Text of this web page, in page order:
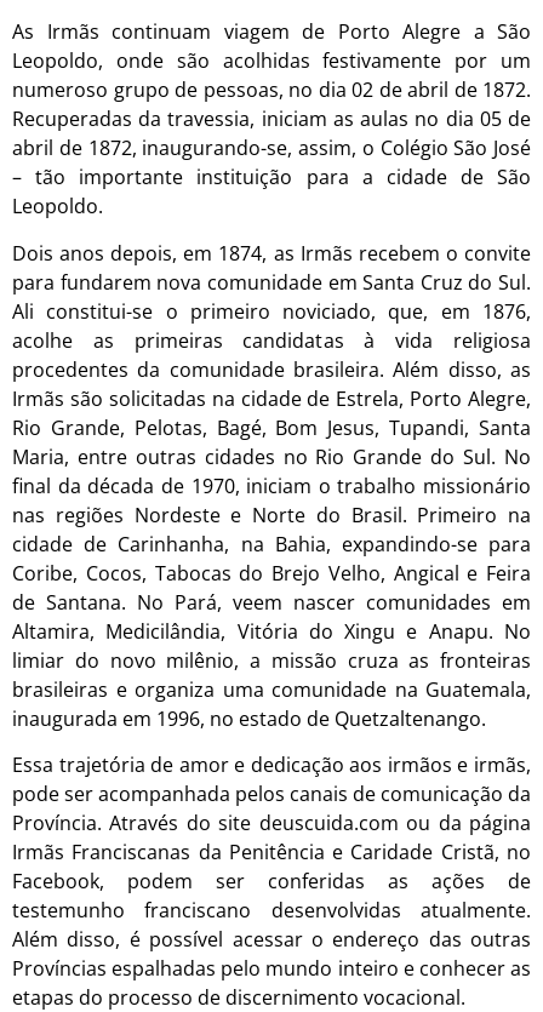
As Irmãs continuam viagem de Porto Alegre a São
Leopoldo, onde são acolhidas festivamente por um
numeroso grupo de pessoas, no dia 02 de abril de 1872.
Recuperadas da travessia, iniciam as aulas no dia 05 de
abril de 1872, inaugurando-se, assim, o Colégio São José
– tão importante instituição para a cidade de São
Leopoldo.
Dois anos depois, em 1874, as Irmãs recebem o convite
para fundarem nova comunidade em Santa Cruz do Sul.
Ali constitui-se o primeiro noviciado, que, em 1876,
acolhe as primeiras candidatas à vida religiosa
procedentes da comunidade brasileira. Além disso, as
Irmãs são solicitadas na cidade de Estrela, Porto Alegre,
Rio Grande, Pelotas, Bagé, Bom Jesus, Tupandi, Santa
Maria, entre outras cidades no Rio Grande do Sul. No
final da década de 1970, iniciam o trabalho missionário
nas regiões Nordeste e Norte do Brasil. Primeiro na
cidade de Carinhanha, na Bahia, expandindo-se para
Coribe, Cocos, Tabocas do Brejo Velho, Angical e Feira
de Santana. No Pará, veem nascer comunidades em
Altamira, Medicilândia, Vitória do Xingu e Anapu. No
limiar do novo milênio, a missão cruza as fronteiras
brasileiras e organiza uma comunidade na Guatemala,
inaugurada em 1996, no estado de Quetzaltenango.
Essa trajetória de amor e dedicação aos irmãos e irmãs,
pode ser acompanhada pelos canais de comunicação da
Província. Através do site deuscuida.com ou da página
Irmãs Franciscanas da Penitência e Caridade Cristã, no
Facebook, podem ser conferidas as ações de
testemunho franciscano desenvolvidas atualmente.
Além disso, é possível acessar o endereço das outras
Províncias espalhadas pelo mundo inteiro e conhecer as
etapas do processo de discernimento vocacional.